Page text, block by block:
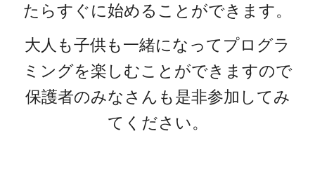
たらすぐに始めることができます。
大人も子供も一緒になってプログラ
ミングを楽しむことができますので
保護者のみなさんも是非参加してみ
てください。